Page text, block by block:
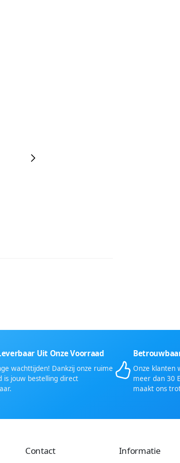
Uit Onze Voorraad
wachttijden! Dankzij onze ruime
is jouw bestelling direct
Onze klanten
meer dan 30
maakt ons
Contact Informatie